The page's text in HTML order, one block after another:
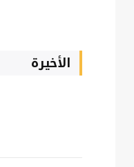
الأخيرة